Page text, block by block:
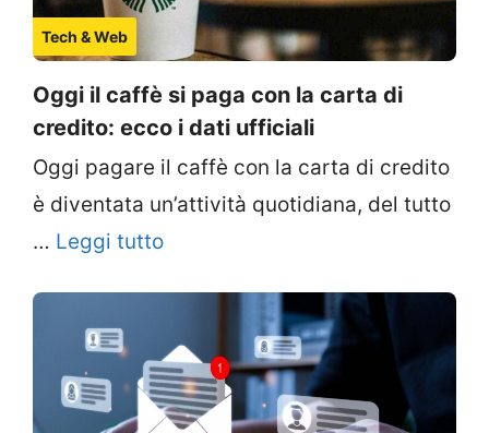
Tech & Web
Oggi il caffè si paga con la carta di
credito: ecco i dati ufficiali
Oggi pagare il caffè con la carta di credito
è diventata un’attività quotidiana, del tutto
… Leggi tutto